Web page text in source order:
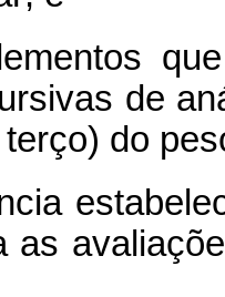
de
do
as